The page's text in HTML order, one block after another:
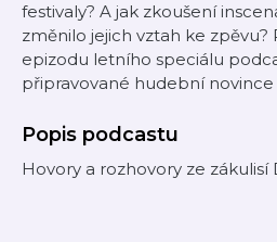
festivaly? A jak zkoušení
změnilo jejich vztah ke
epizodu letního speciálu
připravované hudební novince
Popis podcastu
Hovory a rozhovory ze zákulisí